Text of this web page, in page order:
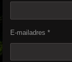
E-mailadres *